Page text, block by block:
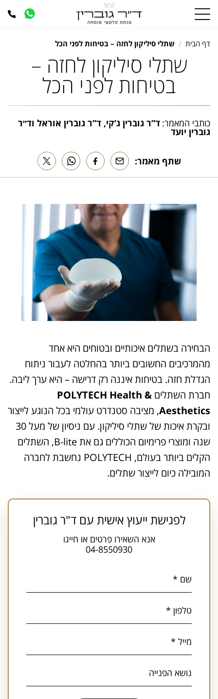
דף הבית שתלי סיליקון לחזה – בטיחות לפני הכל
שתלי סיליקון לחזה –
בטיחות לפני הכל
כותבי המאמר: ד”ר גוברין ג’קי, ד”ר גוברין אוראל וד״ר
גוברין יועד
שתף מאמר:
הבחירה בשתלים איכותיים ובטוחים היא אחד
מהמרכיבים החשובים ביותר בהחלטה לעבור ניתוח
הגדלת חזה. בטיחות איננה רק דרישה – היא ערך ליבה.
חברת השתלים POLYTECH Health &
Aesthetics, מציבה סטנדרט עולמי בכל הנוגע לייצור
ובקרת איכות של שתלי סיליקון. עם ניסיון של מעל 30
שנה ומוצרי פרימיום הכוללים גם את B-lite, השתלים
הקלים ביותר בעולם, POLYTECH נחשבת לחברה
המובילה כיום לייצור שתלים.
לפגישת ייעוץ אישית עם ד"ר גוברין
אנא השאירו פרטים או חייגו
04-8550930